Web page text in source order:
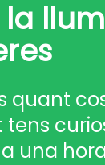
la
quant
una